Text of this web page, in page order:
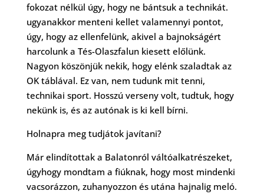
fokozat nélkül úgy, hogy ne bántsuk a technikát.
ugyanakkor menteni kellet valamennyi pontot,
úgy, hogy az ellenfelünk, akivel a bajnokságért
harcolunk a Tés-Olaszfalun kiesett előlünk.
Nagyon köszönjük nekik, hogy elénk szaladtak az
OK táblával. Ez van, nem tudunk mit tenni,
technikai sport. Hosszú verseny volt, tudtuk, hogy
nekünk is, és az autónak is ki kell bírni.
Holnapra meg tudjátok javítani?
Már elindítottak a Balatonról váltóalkatrészeket,
úgyhogy mondtam a fiúknak, hogy most mindenki
vacsorázzon, zuhanyozzon és utána hajnalig meló.